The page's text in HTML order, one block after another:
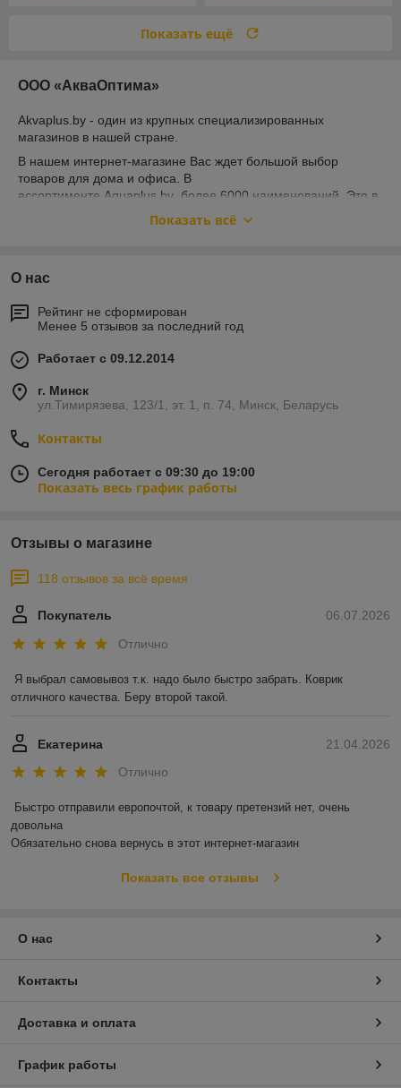
Показать ещё
ООО «АкваОптима»
Akvaplus.by - один из крупных специализированных
магазинов в нашей стране.
В нашем интернет-магазине Вас ждет большой выбор
товаров для дома и офиса. В
ассортименте Aquaplus.by более 6000 наименований. Это в
основном, хозяйственные товары. Если Вам понадобилась
гладильная доска, сушилка для белья, лестница либо
Вы затеяли ремонт? Приглашаем! Заходите к нам. Наши
консультанты предложат Вам стильные и современные
аксессуары для ванной комнаты и кухни, которые помогут
создать атмосферу комфорта и уюта в Вашем доме.
профессиональную консультацию по интересующим Вас
товарам.
Показать всё
О нас
Рейтинг не сформирован
Менее 5 отзывов за последний год
Работает с 09.12.2014
г. Минск
ул.Тимирязева, 123/1, эт. 1, п. 74, Минск, Беларусь
Контакты
Сегодня работает с 09:30 до 19:00
Показать весь график работы
Отзывы о магазине
118 отзывов за всё время
06.07.2026
Покупатель
Отлично
Я выбрал самовывоз т.к. надо было быстро забрать. Коврик
отличного качества. Беру второй такой.
21.04.2026
Екатерина
Отлично
Быстро отправили европочтой, к товару претензий нет, очень
довольна
Обязательно снова вернусь в этот интернет-магазин
Показать все отзывы
О нас
Контакты
Доставка и оплата
График работы